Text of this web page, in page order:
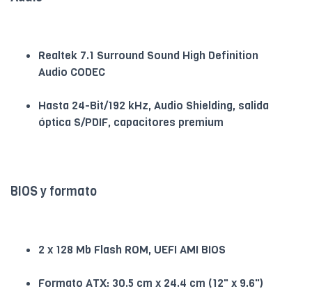
Realtek 7.1 Surround Sound High Definition
Audio CODEC
Hasta 24-Bit/192 kHz, Audio Shielding, salida
óptica S/PDIF, capacitores premium
BIOS y formato
2 x 128 Mb Flash ROM, UEFI AMI BIOS
Formato ATX: 30.5 cm x 24.4 cm (12" x 9.6")